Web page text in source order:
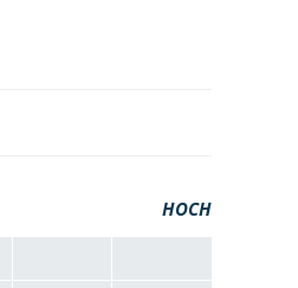
HOCH